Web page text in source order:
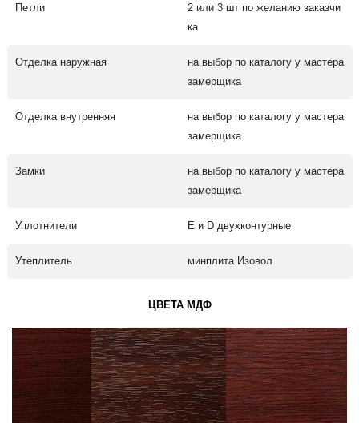
Петли
2 или 3 шт по желанию заказчи
ка
Отделка наружная
на выбор по каталогу у мастера
замерщика
Отделка внутренняя
на выбор по каталогу у мастера
замерщика
Замки
на выбор по каталогу у мастера
замерщика
Уплотнители Е и D двухконтурные
Утеплитель минплита Изовол
ЦВЕТА МДФ